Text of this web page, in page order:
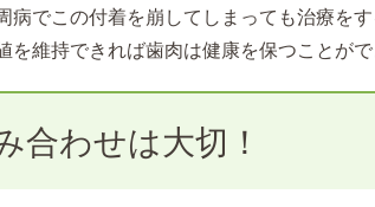
病でこの付着を崩してしまっても治療を
を維持できれば歯肉は健康を保つことがで
合わせは大切！